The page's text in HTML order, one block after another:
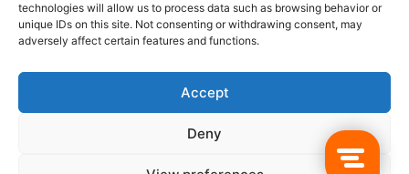
technologies will allow us to process data such as browsing behavior or
unique IDs on this site. Not consenting or withdrawing consent, may
adversely affect certain features and functions.
Accept
Deny
© Copyright 2026, Todos los derechos reservados @Crucerum |